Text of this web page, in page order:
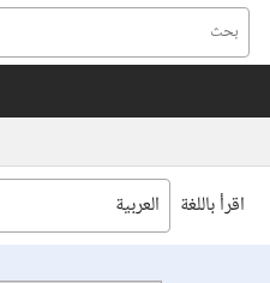
اقرأ باللغة